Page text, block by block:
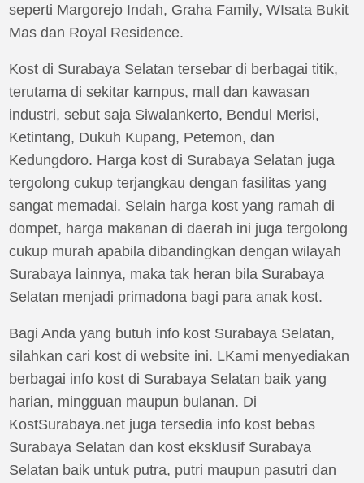
seperti Margorejo Indah, Graha Family, WIsata Bukit
Mas dan Royal Residence.
Kost di Surabaya Selatan tersebar di berbagai titik,
terutama di sekitar kampus, mall dan kawasan
industri, sebut saja Siwalankerto, Bendul Merisi,
Ketintang, Dukuh Kupang, Petemon, dan
Kedungdoro. Harga kost di Surabaya Selatan juga
tergolong cukup terjangkau dengan fasilitas yang
sangat memadai. Selain harga kost yang ramah di
dompet, harga makanan di daerah ini juga tergolong
cukup murah apabila dibandingkan dengan wilayah
Surabaya lainnya, maka tak heran bila Surabaya
Selatan menjadi primadona bagi para anak kost.
Bagi Anda yang butuh info kost Surabaya Selatan,
silahkan cari kost di website ini. LKami menyediakan
berbagai info kost di Surabaya Selatan baik yang
harian, mingguan maupun bulanan. Di
KostSurabaya.net juga tersedia info kost bebas
Surabaya Selatan dan kost eksklusif Surabaya
Selatan baik untuk putra, putri maupun pasutri dan